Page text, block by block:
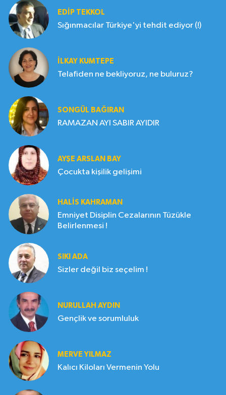
EDIP TEKKOL
Sığınmacılar Türkiye'yi tehdit ediyor (!)
İLKAY KUMTEPE
Telafiden ne bekliyoruz, ne buluruz?
SONGÜL BAĞIRAN
RAMAZAN AYI SABIR AYIDIR
AYŞE ARSLAN BAY
Çocukta kişilik gelişimi
HALIS KAHRAMAN
Emniyet Disiplin Cezalarının Tüzükle
Belirlenmesi !
SIKI ADA
Sizler değil biz seçelim !
NURULLAH AYDIN
Gençlik ve sorumluluk
MERVE YILMAZ
Kalıcı Kiloları Vermenin Yolu